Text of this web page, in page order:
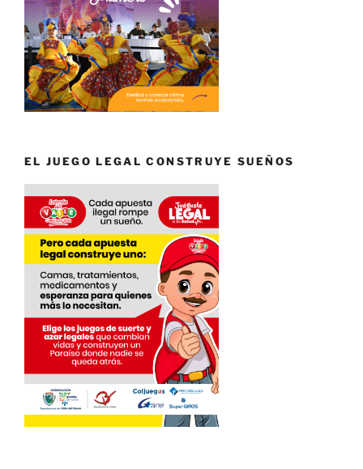
EL JUEGO LEGAL CONSTRUYE SUEÑOS